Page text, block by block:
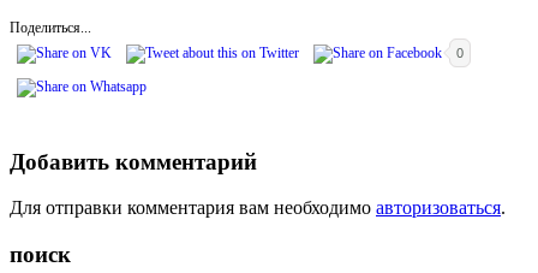
Поделиться...
0
Добавить комментарий
Для отправки комментария вам необходимо авторизоваться.
поиск